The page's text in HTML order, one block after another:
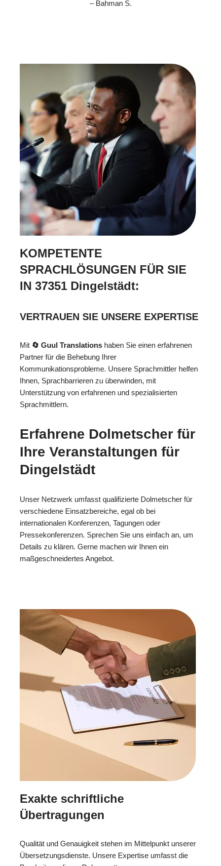
– Bahman S.
KOMPETENTE
SPRACHLÖSUNGEN FÜR SIE
IN 37351 Dingelstädt:
VERTRAUEN SIE UNSERE EXPERTISE
Mit 🔄 Guul Translations haben Sie einen erfahrenen
Partner für die Behebung Ihrer
Kommunikationsprobleme. Unsere Sprachmittler helfen
Ihnen, Sprachbarrieren zu überwinden, mit
Unterstützung von erfahrenen und spezialisierten
Sprachmittlern.
Erfahrene Dolmetscher für
Ihre Veranstaltungen für
Dingelstädt
Unser Netzwerk umfasst qualifizierte Dolmetscher für
verschiedene Einsatzbereiche, egal ob bei
internationalen Konferenzen, Tagungen oder
Pressekonferenzen. Sprechen Sie uns einfach an, um
Details zu klären. Gerne machen wir Ihnen ein
maßgeschneidertes Angebot.
Exakte schriftliche
Übertragungen
Qualität und Genauigkeit stehen im Mittelpunkt unserer
Übersetzungsdienste. Unsere Expertise umfasst die